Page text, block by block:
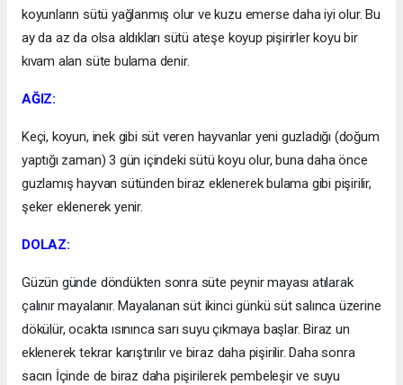
koyunların sütü yağlanmış olur ve kuzu emerse daha iyi olur. Bu
ay da az da olsa aldıkları sütü ateşe koyup pişirirler koyu bir
kıvam alan süte bulama denir.
AĞIZ:
Keçi, koyun, inek gibi süt veren hayvanlar yeni guzladığı (doğum
yaptığı zaman) 3 gün içindeki sütü koyu olur, buna daha önce
guzlamış hayvan sütünden biraz eklenerek bulama gibi pişirilir,
şeker eklenerek yenir.
DOLAZ:
Güzün günde döndükten sonra süte peynir mayası atılarak
çalınır mayalanır. Mayalanan süt ikinci günkü süt salınca üzerine
dökülür, ocakta ısınınca sarı suyu çıkmaya başlar. Biraz un
eklenerek tekrar karıştırılır ve biraz daha pişirilir. Daha sonra
sacın İçinde de biraz daha pişirilerek pembeleşir ve suyu